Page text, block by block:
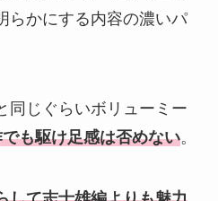
らかにする内容の濃いパ
同じぐらいボリューミー
も駆け足感は否めない。